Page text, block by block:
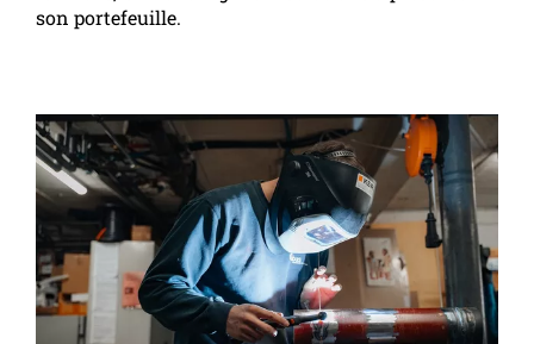
son portefeuille.